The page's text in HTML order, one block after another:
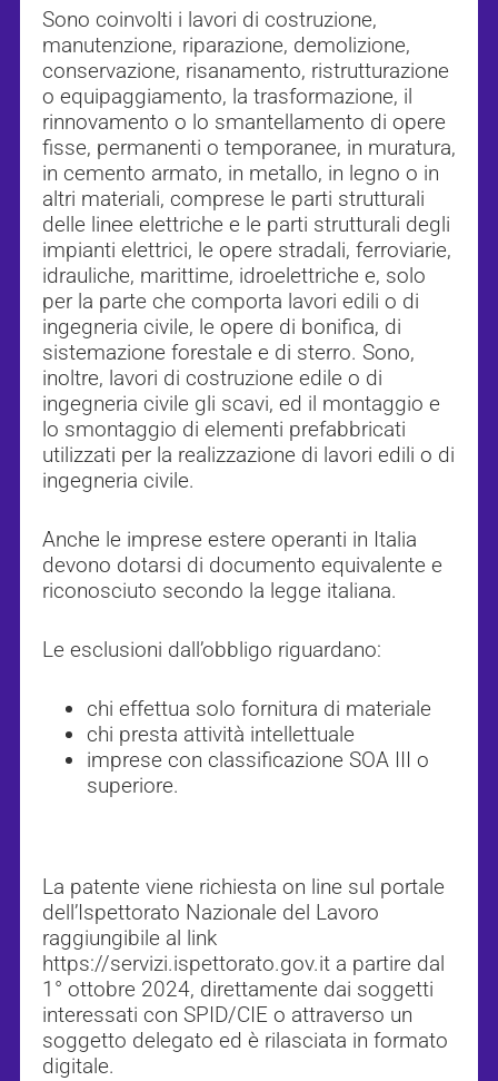
Sono coinvolti i lavori di costruzione,
manutenzione, riparazione, demolizione,
conservazione, risanamento, ristrutturazione
o equipaggiamento, la trasformazione, il
rinnovamento o lo smantellamento di opere
fisse, permanenti o temporanee, in muratura,
in cemento armato, in metallo, in legno o in
altri materiali, comprese le parti strutturali
delle linee elettriche e le parti strutturali degli
impianti elettrici, le opere stradali, ferroviarie,
idrauliche, marittime, idroelettriche e, solo
per la parte che comporta lavori edili o di
ingegneria civile, le opere di bonifica, di
sistemazione forestale e di sterro. Sono,
inoltre, lavori di costruzione edile o di
ingegneria civile gli scavi, ed il montaggio e
lo smontaggio di elementi prefabbricati
utilizzati per la realizzazione di lavori edili o di
ingegneria civile.
Anche le imprese estere operanti in Italia
devono dotarsi di documento equivalente e
riconosciuto secondo la legge italiana.
Le esclusioni dall’obbligo riguardano:
chi effettua solo fornitura di materiale
chi presta attività intellettuale
imprese con classificazione SOA III o
superiore.
La patente viene richiesta on line sul portale
dell’Ispettorato Nazionale del Lavoro
raggiungibile al link
https://servizi.ispettorato.gov.it a partire dal
1° ottobre 2024, direttamente dai soggetti
interessati con SPID/CIE o attraverso un
soggetto delegato ed è rilasciata in formato
digitale.